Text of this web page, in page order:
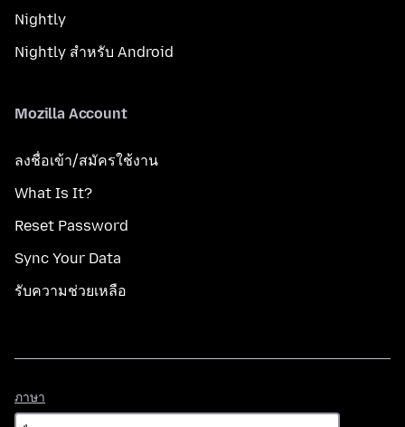
Nightly
Nightly สำหรับ Android
Mozilla Account
ลงชื่อเข้า/สมัครใช้งาน
What Is It?
Reset Password
Sync Your Data
รับความช่วยเหลือ
ภาษา